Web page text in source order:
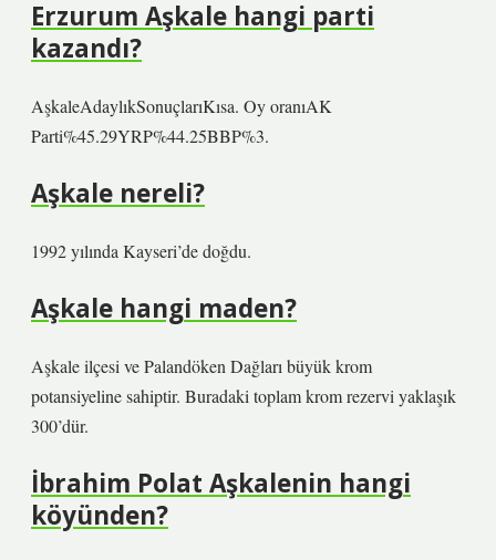
Erzurum Aşkale hangi parti
kazandı?
AşkaleAdaylıkSonuçlarıKısa. Oy oranıAK
Parti%45.29YRP%44.25BBP%3.
Aşkale nereli?
1992 yılında Kayseri’de doğdu.
Aşkale hangi maden?
Aşkale ilçesi ve Palandöken Dağları büyük krom
potansiyeline sahiptir. Buradaki toplam krom rezervi yaklaşık
300’dür.
İbrahim Polat Aşkalenin hangi
köyünden?